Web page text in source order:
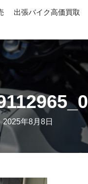
出張バイク高価買取
2025年8月8日